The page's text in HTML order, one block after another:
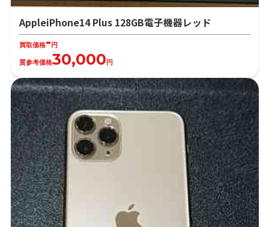
AppleiPhone14 Plus 128GB電子機器レッド
買取価格-円
質参考価格30,000円